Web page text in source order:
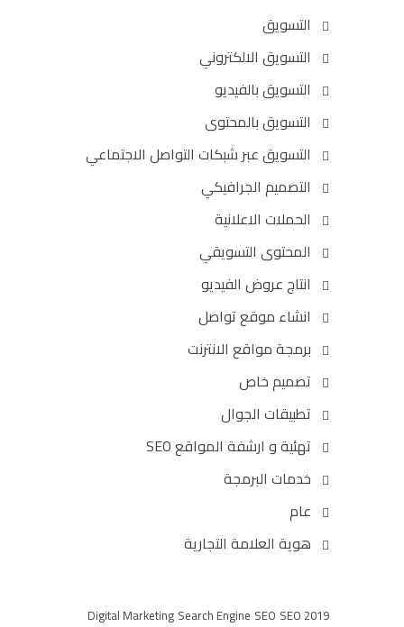
التسويق
التسويق الالكتروني
التسويق بالفيديو
التسويق بالمحتوى
التسويق عبر شبكات التواصل الاجتماعي
التصميم الجرافيكي
الحملات الاعلانية
المحتوى التسويقي
انتاج عروض الفيديو
انشاء موقع تواصل
برمجة مواقع الانترنت
تصميم خاص
تطبيقات الجوال
تهئية و ارشفة المواقع SEO
خدمات البرمجة
عام
هوية العلامة التجارية
Digital Marketing Search Engine SEO SEO 2019